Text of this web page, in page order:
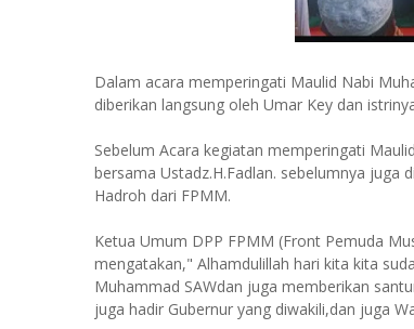
Dalam acara memperingati Maulid Nabi
diberikan langsung oleh Umar Key dan
Sebelum Acara kegiatan memperingati
bersama Ustadz.H.Fadlan. sebelumnya juga
Hadroh dari FPMM.
Ketua Umum DPP FPMM (Front Pemuda
mengatakan," Alhamdulillah hari kita kita
Muhammad SAWdan juga memberikan
juga hadir Gubernur yang diwakili,dan juga